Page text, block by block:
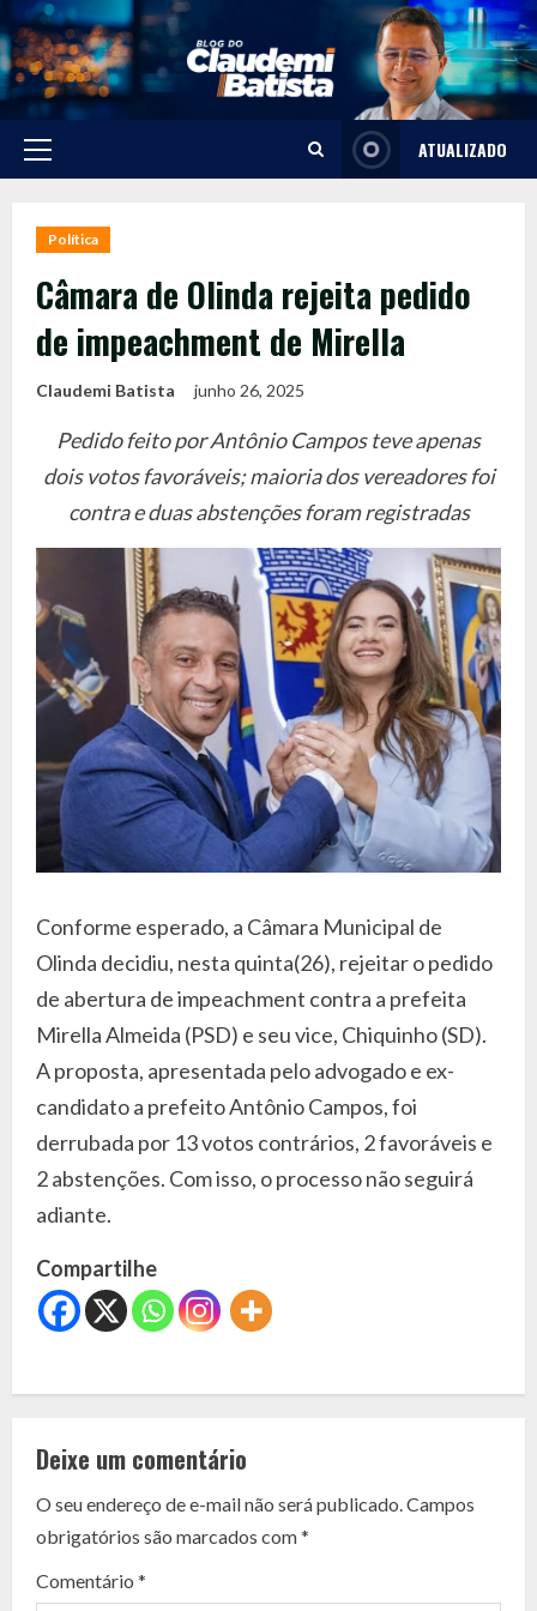
Skip
to
content
Primary
ATUALIZADO
Política
Câmara de Olinda rejeita pedido
de impeachment de Mirella
Claudemi Batista junho 26, 2025
Pedido feito por Antônio Campos teve apenas
dois votos favoráveis; maioria dos vereadores foi
contra e duas abstenções foram registradas
Conforme esperado, a Câmara Municipal de
Olinda decidiu, nesta quinta(26), rejeitar o pedido
de abertura de impeachment contra a prefeita
Mirella Almeida (PSD) e seu vice, Chiquinho (SD).
A proposta, apresentada pelo advogado e ex-
candidato a prefeito Antônio Campos, foi
derrubada por 13 votos contrários, 2 favoráveis e
2 abstenções. Com isso, o processo não seguirá
adiante.
Compartilhe
C
n
t
i
Deixe um comentário
O seu endereço de e-mail não será publicado.Campos
obrigatórios são marcados com*
Comentário *